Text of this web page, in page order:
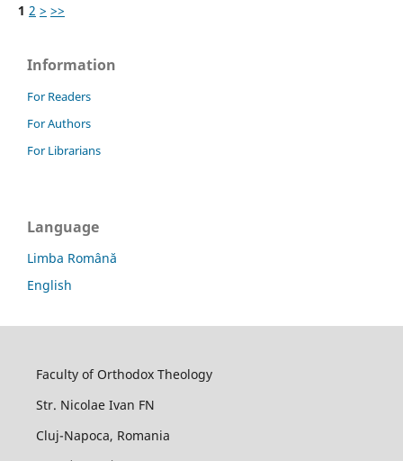
1 2 > >>
Information
For Readers
For Authors
For Librarians
Language
Limba Română
English
Faculty of Orthodox Theology
Str. Nicolae Ivan FN
Cluj-Napoca, Romania